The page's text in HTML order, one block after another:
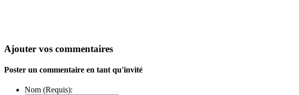
Ajouter vos commentaires
Poster un commentaire en tant qu'invité
Nom (Requis):